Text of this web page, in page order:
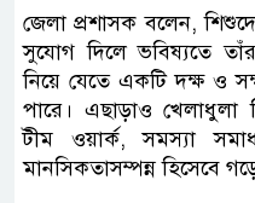
জেলা প্রশাসক বলেন,
সুযোগ দিলে ভবিষ্যতে
নিয়ে যেতে একটি দক্ষ ও
পারে। এছাড়াও খেলাধুলা
টীম ওয়ার্ক, সমস্যা
মানসিকতাসম্পন্ন হিসেবে